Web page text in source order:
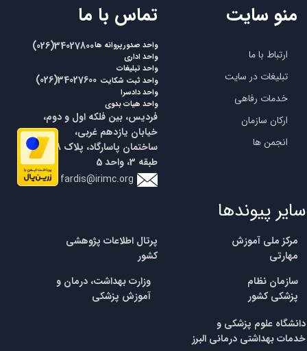
ارتباط با ما
تبلیغات در سایت
خدمات رفاهی
ارکان سازمان
انجمن ها
منو سایت ​تماس با ما
​​(026)34027800
fardis@irimc.org
​​(026)34027600
واحد صدورپروانه ها
واحد اداری
واحد تبلیغات
واحد ثبت شکایت
واحد دادسرا
واحد هیات بدوی
فردیس، بین فلکه اول و دوم،
خیابان یازدهم غربی،
طبقه 3، واحد 5
سایر پیوندها
پرتال اطلاعات پژوهشی
کشور
مرکز ملی آموزش
مهارتی
​سازمان نظام
پزشکیکشور
وزارت بهداشت، درمان و
آموزش پزشکی
​​دانشگاه علوم پزشکی و
خدمات بهداشتی درمانی البرز